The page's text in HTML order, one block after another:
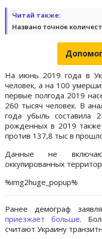
Читай также:
Названо точное
На июнь 2019 года в
человек, а на 100
первые полгода 2019
260 тысяч человек. В
года убыль составила
рожденных в 2019
против 137,8 тыс в
Данные не
оккупированных
%img2huge_popup%
Ранее демограф
приезжает больше.
считают Украину